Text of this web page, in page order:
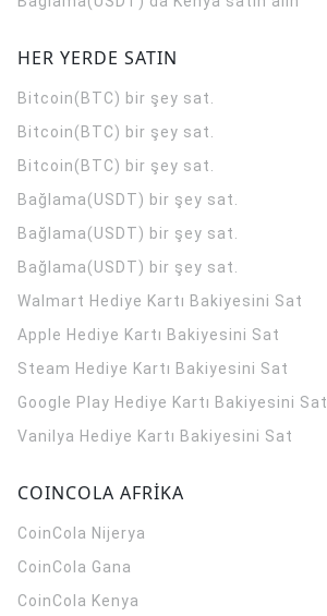
HER YERDE SATIN
Bitcoin(BTC) bir şey sat.
Bitcoin(BTC) bir şey sat.
Bitcoin(BTC) bir şey sat.
Bağlama(USDT) bir şey sat.
Bağlama(USDT) bir şey sat.
Bağlama(USDT) bir şey sat.
Walmart Hediye Kartı Bakiyesini Sat
Apple Hediye Kartı Bakiyesini Sat
Steam Hediye Kartı Bakiyesini Sat
Google Play Hediye Kartı Bakiyesini Sat
Vanilya Hediye Kartı Bakiyesini Sat
COINCOLA AFRİKA
CoinCola Nijerya
CoinCola Gana
CoinCola Kenya